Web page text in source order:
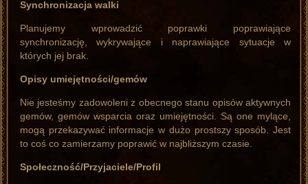
Synchronizacja walki
Planujemy wprowadzić poprawki poprawiające
synchronizację, wykrywające i naprawiające sytuacje w
których jej brak.
Opisy umiejętności/gemów
Nie jesteśmy zadowoleni z obecnego stanu opisów aktywnych
gemów, gemów wsparcia oraz umiejętności. Są one mylące,
mogą przekazywać informacje w dużo prostszy sposób. Jest
to coś co zamierzamy poprawić w najbliższym czasie.
Społeczność/Przyjaciele/Profil